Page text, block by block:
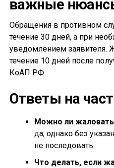
важные
Обращения в противном
течение 30 дней, а при
уведомлением заявителя.
течение 10 дней после
КоАП РФ.
Ответы на
Можно ли
да, однако без
не последовать.
Что делать, если